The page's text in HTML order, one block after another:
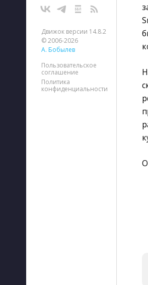
Движок версии 14.8.2
© 2006-2026
А. Бобылев
Пользовательское
соглашение
Политика
конфиденциальности